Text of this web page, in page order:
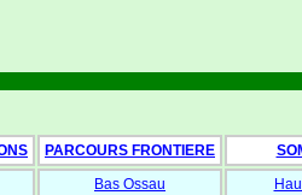
PARCOURS FRONTIERE
Bas Ossau